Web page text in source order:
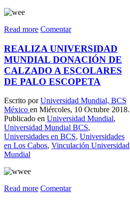
Read more Comentar
REALIZA UNIVERSIDAD
MUNDIAL DONACIÓN DE
CALZADO A ESCOLARES
DE PALO ESCOPETA
Escrito porUniversidad Mundial, BCS
México en Miércoles, 10 Octubre 2018.
Publicado en Universidad Mundial,
Universidad Mundial BCS,
Universidades en BCS, Universidades
en Los Cabos, Vinculación Universidad
Mundial
Read more Comentar